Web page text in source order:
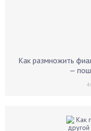
Как размножить
—